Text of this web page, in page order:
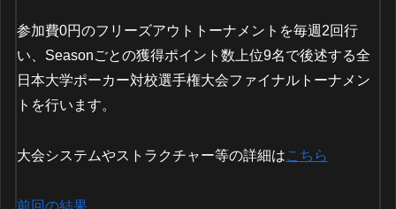
参加費0円のフリーズアウトトーナメントを毎週2回行
い、Seasonごとの獲得ポイント数上位9名で後述する全
日本大学ポーカー対校選手権大会ファイナルトーナメン
トを行います。
大会システムやストラクチャー等の詳細はこちら
前回の結果